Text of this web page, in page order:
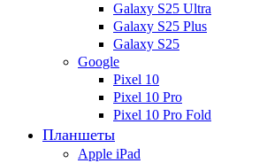
Galaxy S25 Ultra
Galaxy S25 Plus
Galaxy S25
Google
Pixel 10
Pixel 10 Pro
Pixel 10 Pro Fold
Планшеты
Apple iPad